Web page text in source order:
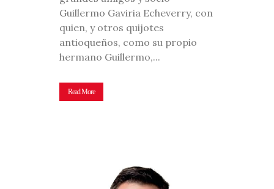
Guillermo Gaviria Echeverry, con
quien, y otros quijotes
antioqueños, como su propio
hermano Guillermo,...
Read More